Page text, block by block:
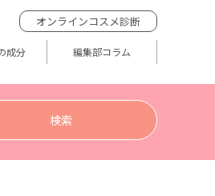
オンラインコスメ診断
成分 編集部コラム